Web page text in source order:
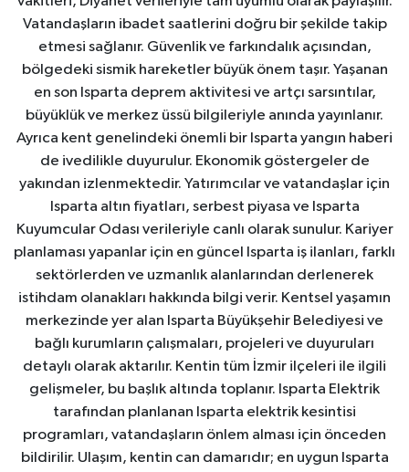
Vatandaşların ibadet saatlerini doğru bir şekilde takip
etmesi sağlanır. Güvenlik ve farkındalık açısından,
bölgedeki sismik hareketler büyük önem taşır. Yaşanan
en son Isparta deprem aktivitesi ve artçı sarsıntılar,
büyüklük ve merkez üssü bilgileriyle anında yayınlanır.
Ayrıca kent genelindeki önemli bir Isparta yangın haberi
de ivedilikle duyurulur. Ekonomik göstergeler de
yakından izlenmektedir. Yatırımcılar ve vatandaşlar için
Isparta altın fiyatları, serbest piyasa ve Isparta
Kuyumcular Odası verileriyle canlı olarak sunulur. Kariyer
planlaması yapanlar için en güncel Isparta iş ilanları, farklı
sektörlerden ve uzmanlık alanlarından derlenerek
istihdam olanakları hakkında bilgi verir. Kentsel yaşamın
merkezinde yer alan Isparta Büyükşehir Belediyesi ve
bağlı kurumların çalışmaları, projeleri ve duyuruları
detaylı olarak aktarılır. Kentin tüm İzmir ilçeleri ile ilgili
gelişmeler, bu başlık altında toplanır. Isparta Elektrik
tarafından planlanan Isparta elektrik kesintisi
programları, vatandaşların önlem alması için önceden
bildirilir. Ulaşım, kentin can damarıdır; en uygun Isparta